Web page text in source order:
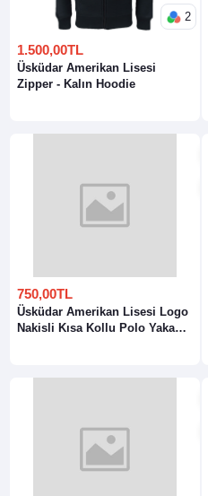
2
1.500,00TL
Üsküdar Amerikan Lisesi
Zipper - Kalın Hoodie
750,00TL
Üsküdar Amerikan Lisesi Logo
Nakisli Kısa Kollu Polo Yaka